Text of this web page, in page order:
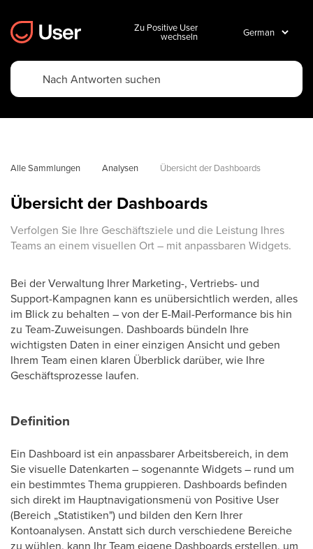
Zu Positive User
wechseln
Alle Sammlungen Analysen Übersicht der Dashboards
Übersicht der Dashboards
Verfolgen Sie Ihre Geschäftsziele und die Leistung Ihres
Teams an einem visuellen Ort – mit anpassbaren Widgets.
Bei der Verwaltung Ihrer Marketing-, Vertriebs- und
Support-Kampagnen kann es unübersichtlich werden, alles
im Blick zu behalten – von der E-Mail-Performance bis hin
zu Team-Zuweisungen. Dashboards bündeln Ihre
wichtigsten Daten in einer einzigen Ansicht und geben
Ihrem Team einen klaren Überblick darüber, wie Ihre
Geschäftsprozesse laufen.
Definition
Ein Dashboard ist ein anpassbarer Arbeitsbereich, in dem
Sie visuelle Datenkarten – sogenannte Widgets – rund um
ein bestimmtes Thema gruppieren. Dashboards befinden
sich direkt im Hauptnavigationsmenü von Positive User
(Bereich „Statistiken") und bilden den Kern Ihrer
Kontoanalysen. Anstatt sich durch verschiedene Bereiche
zu wühlen, kann Ihr Team eigene Dashboards erstellen, um